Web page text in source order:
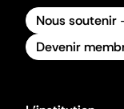
Nous soutenir
Devenir